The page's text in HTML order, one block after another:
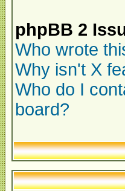
phpBB 2
Who wrote
Why isn't X
Who do I
board?